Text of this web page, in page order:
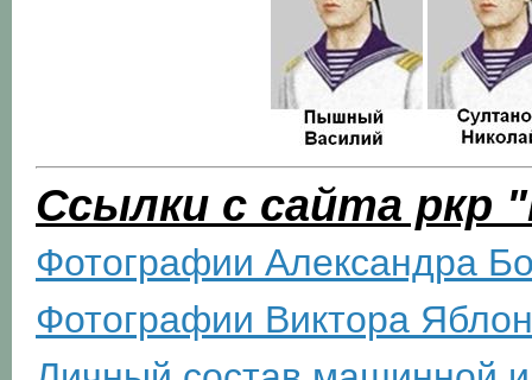
Ссылки с сайта ркр
Фотографии Александра
Фотографии Виктора